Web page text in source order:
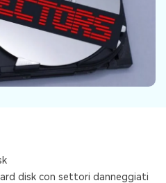
disk con settori danneggiati